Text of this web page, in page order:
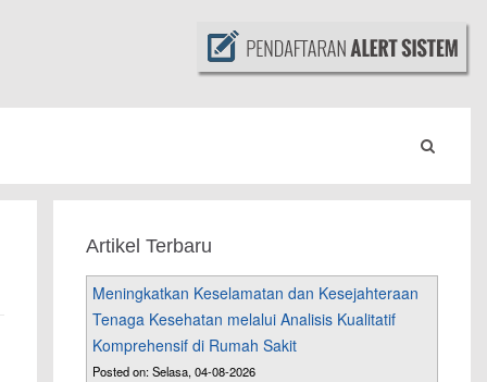
Artikel Terbaru
Meningkatkan Keselamatan dan Kesejahteraan
Tenaga Kesehatan melalui Analisis Kualitatif
Komprehensif di Rumah Sakit
Posted on: Selasa, 04-08-2026